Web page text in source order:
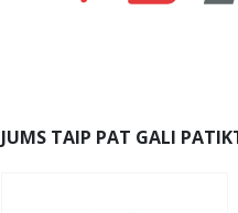
JUMS TAIP PAT GALI